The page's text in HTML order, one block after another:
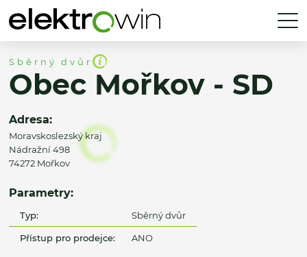
Sběrný dvůr
Obec Mořkov - SD
Adresa:
Moravskoslezský kraj
Nádražní 498
74272 Mořkov
Parametry:
Typ: Sběrný dvůr
Přístup pro prodejce: ANO